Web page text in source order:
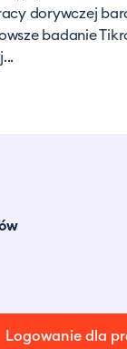
dorywczej
badanie
Logowanie dla